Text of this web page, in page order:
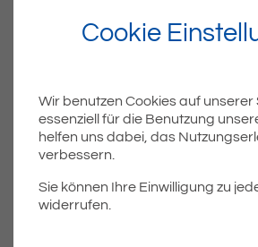
Lischewski, Sandra, Schlatt
Weidlich, Tim, Schlatt
Lischewski, Reinhold, Schlatt
Christlich Demokratische Union
Cookie
Wir benutzen Cookies auf unserer
essenziell für die Benutzung
helfen uns dabei, das
verbessern.
Sie können Ihre Einwilligung zu
widerrufen.